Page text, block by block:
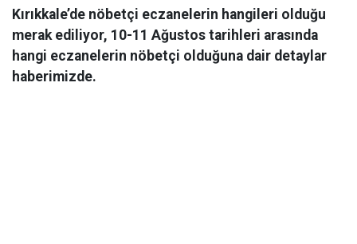
Kırıkkale’de nöbetçi eczanelerin hangileri olduğu
merak ediliyor, 10-11 Ağustos tarihleri arasında
hangi eczanelerin nöbetçi olduğuna dair detaylar
haberimizde.